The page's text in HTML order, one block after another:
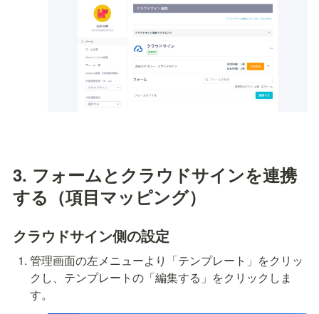
3. フォームとクラウドサインを連携
する（項目マッピング）
クラウドサイン側の設定
管理画面の左メニューより「テンプレート」をクリッ
クし、テンプレートの「編集する」をクリックしま
す。